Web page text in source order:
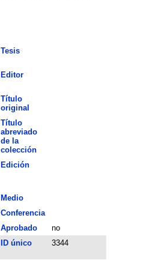
Tesis
Editor
Título
original
Título
abreviado
de la
colección
Edición
Medio
Conferencia
Aprobado
no
ID único 3344